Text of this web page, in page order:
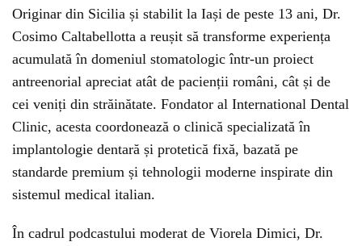
Originar din Sicilia și stabilit la Iași de peste 13 ani, Dr.
Cosimo Caltabellotta a reușit să transforme experiența
acumulată în domeniul stomatologic într-un proiect
antreenorial apreciat atât de pacienții români, cât și de
cei veniți din străinătate. Fondator al International Dental
Clinic, acesta coordonează o clinică specializată în
implantologie dentară și protetică fixă, bazată pe
standarde premium și tehnologii moderne inspirate din
sistemul medical italian.
În cadrul podcastului moderat de Viorela Dimici, Dr.